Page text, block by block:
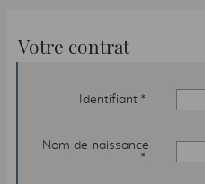
Votre contrat
Identifiant *
Nom de naissance
*